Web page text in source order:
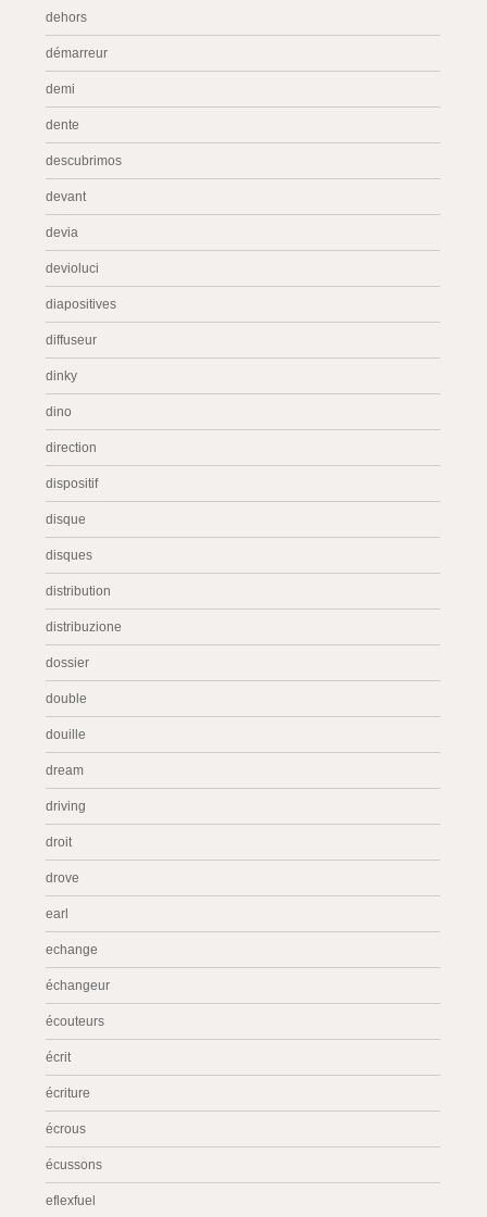
dehors
démarreur
demi
dente
descubrimos
devant
devia
devioluci
diapositives
diffuseur
dinky
dino
direction
dispositif
disque
disques
distribution
distribuzione
dossier
double
douille
dream
driving
droit
drove
earl
echange
échangeur
écouteurs
écrit
écriture
écrous
écussons
eflexfuel